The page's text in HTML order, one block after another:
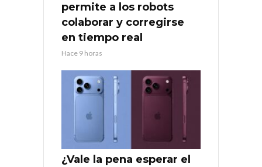
permite a los robots
colaborar y corregirse
en tiempo real
Hace 9 horas
¿Vale la pena esperar el